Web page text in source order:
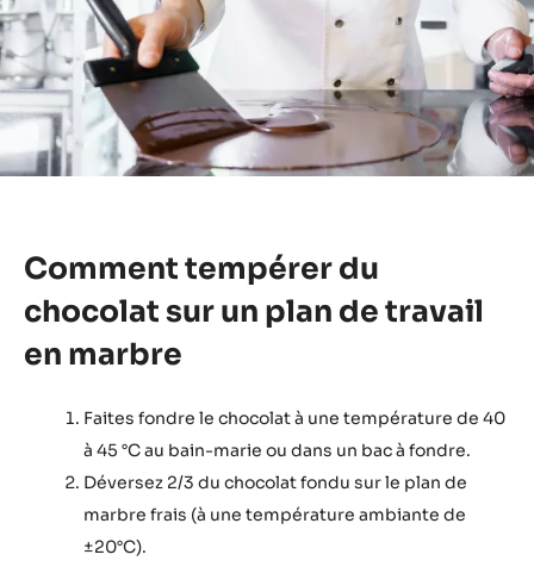
Comment tempérer du
chocolat sur un plan de travail
en marbre
Faites fondre le chocolat à une température de 40
à 45 °C au bain-marie ou dans un bac à fondre.
Déversez 2/3 du chocolat fondu sur le plan de
marbre frais (à une température ambiante de
±20°C).